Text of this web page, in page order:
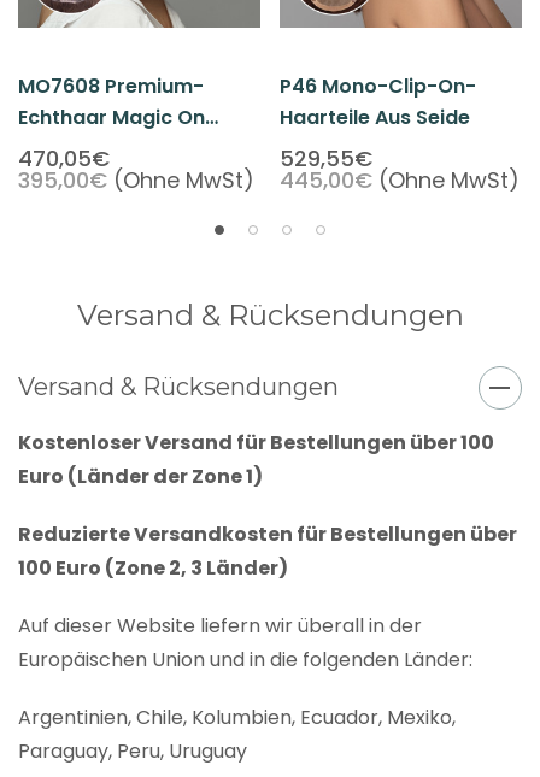
MO7608 Premium-
Echthaar Magic On
Mono-Haara Topper
Aus Seide Für Damen
470,05€
395,00€ (Ohne MwSt)
P46 Mono-Clip-On-
Haarteile Aus Seide
529,55€
445,00€ (Ohne MwSt)
Versand & Rücksendungen
Versand & Rücksendungen
Kostenloser Versand für Bestellungen über 100
Euro (Länder der Zone 1)
Reduzierte Versandkosten für Bestellungen über
100 Euro (Zone 2, 3 Länder)
Auf dieser Website liefern wir überall in der
Europäischen Union und in die folgenden Länder:
Argentinien, Chile, Kolumbien, Ecuador, Mexiko,
Paraguay, Peru, Uruguay